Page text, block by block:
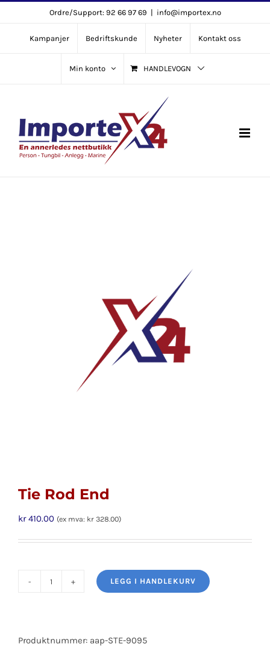
content
Ordre/Support: 92 66 97 69 | info@importex.no
Kampanjer Bedriftskunde Nyheter Kontakt oss
Min konto HANDLEVOGN
Tie Rod End
kr410.00 (ex mva: kr 328.00)
antall
LEGG I HANDLEKURV
Produktnummer: aap-STE-9095